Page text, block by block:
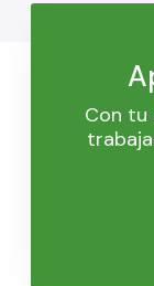
Con tu